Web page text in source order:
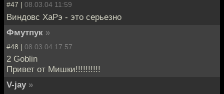
#47 | 08.03.04 11:59
Виндовс ХаРэ - это серьезно
Фмутпук »
#48 | 08.03.04 17:57
2 Goblin
Привет от Мишки!!!!!!!!!!
V-jay »